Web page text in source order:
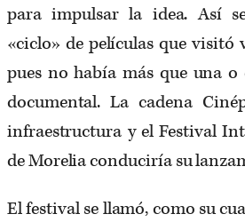
para impulsar la idea. Así
«ciclo» de películas que visitó
pues no había más que una o
documental. La cadena
infraestructura y el Festival
de Morelia conduciría su
El festival se llamó, como su